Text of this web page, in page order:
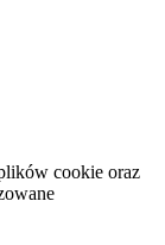
cookie oraz